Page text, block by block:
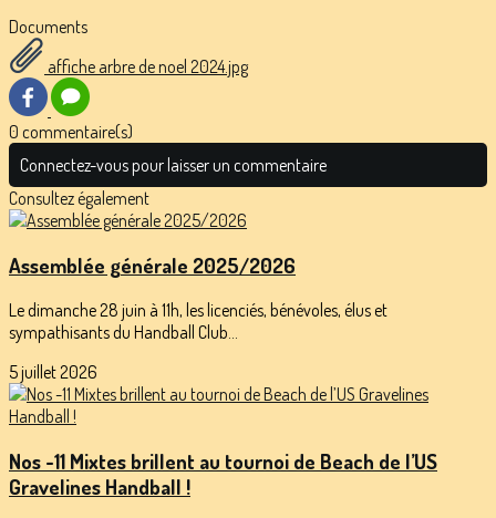
Documents
affiche arbre de noel 2024.jpg
0 commentaire(s)
Connectez-vous pour laisser un commentaire
Consultez également
Assemblée générale 2025/2026
Le dimanche 28 juin à 11h, les licenciés, bénévoles, élus et
sympathisants du Handball Club...
5 juillet 2026
Nos -11 Mixtes brillent au tournoi de Beach de l’US
Gravelines Handball !